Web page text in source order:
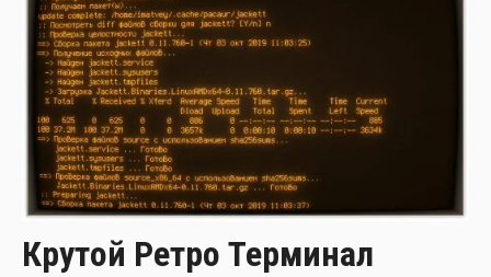
Крутой Ретро Терминал